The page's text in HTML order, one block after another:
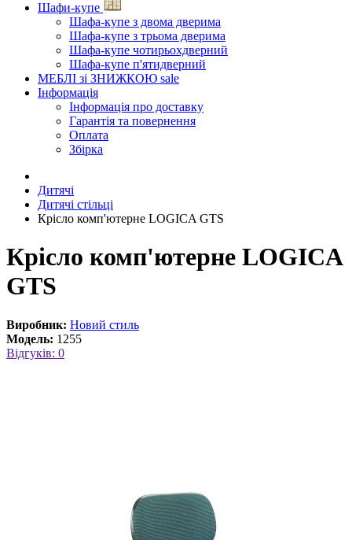
Шафи-купе
Шафа-купе з двома дверима
Шафа-купе з трьома дверима
Шафа-купе чотирьохдверний
Шафа-купе п'ятидверний
МЕБЛІ зі ЗНИЖКОЮ sale
Інформація
Інформація про доставку
Гарантія та повернення
Оплата
Збірка
Дитячі
Дитячі стільці
Крісло комп'ютерне LOGICA GTS
Крісло комп'ютерне LOGICA
GTS
Виробник: Новий стиль
Модель: 1255
Відгуків: 0